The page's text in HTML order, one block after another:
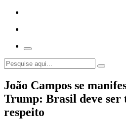
João Campos se
Trump: Brasil deve ser
respeito